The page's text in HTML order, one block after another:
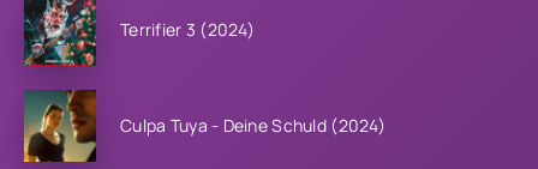
Terrifier 3 (2024)
Culpa Tuya - Deine Schuld (2024)